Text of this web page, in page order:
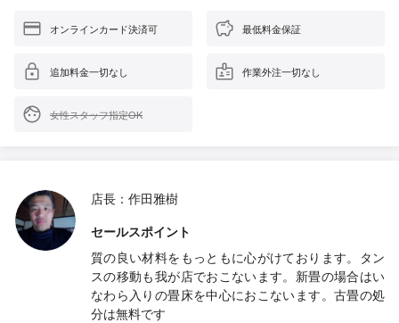
オンラインカード決済可 最低料金保証
追加料金一切なし 作業外注一切なし
女性スタッフ指定OK
店長：作田雅樹
セールスポイント
質の良い材料をもっともに心がけております。タン
スの移動も我が店でおこないます。新畳の場合はい
なわら入りの畳床を中心におこないます。古畳の処
分は無料です